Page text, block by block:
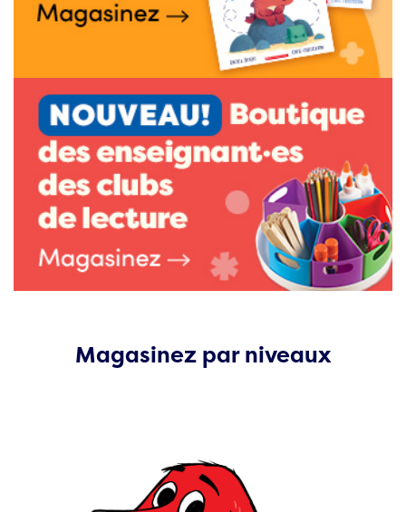
Magasinez par niveaux